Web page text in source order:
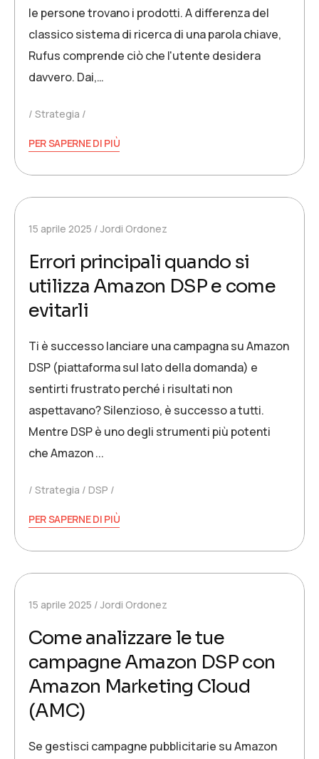
le persone trovano i prodotti. A differenza del
classico sistema di ricerca di una parola chiave,
Rufus comprende ciò che l'utente desidera
davvero. Dai,…
Strategia
PER SAPERNE DI PIÙ
15 aprile 2025 Jordi Ordonez
Errori principali quando si
utilizza Amazon DSP e come
evitarli
Ti è successo lanciare una campagna su Amazon
DSP (piattaforma sul lato della domanda) e
sentirti frustrato perché i risultati non
aspettavano? Silenzioso, è successo a tutti.
Mentre DSP è uno degli strumenti più potenti
che Amazon ...
Strategia DSP
PER SAPERNE DI PIÙ
15 aprile 2025 Jordi Ordonez
Come analizzare le tue
campagne Amazon DSP con
Amazon Marketing Cloud
(AMC)
Se gestisci campagne pubblicitarie su Amazon